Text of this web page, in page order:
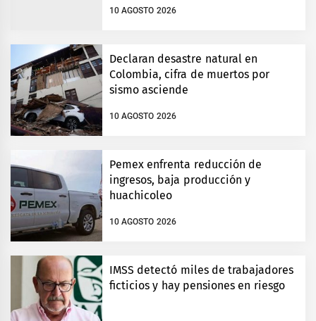
10 AGOSTO 2026
Declaran desastre natural en
Colombia, cifra de muertos por
sismo asciende
10 AGOSTO 2026
Pemex enfrenta reducción de
ingresos, baja producción y
huachicoleo
10 AGOSTO 2026
IMSS detectó miles de trabajadores
ficticios y hay pensiones en riesgo